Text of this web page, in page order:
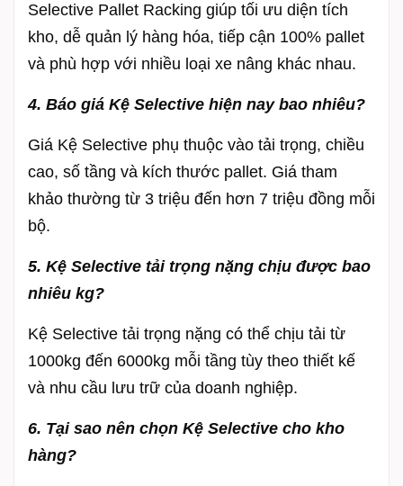
Selective Pallet Racking giúp tối ưu diện tích
kho, dễ quản lý hàng hóa, tiếp cận 100% pallet
và phù hợp với nhiều loại xe nâng khác nhau.
4. Báo giá Kệ Selective hiện nay bao nhiêu?
Giá Kệ Selective phụ thuộc vào tải trọng, chiều
cao, số tầng và kích thước pallet. Giá tham
khảo thường từ 3 triệu đến hơn 7 triệu đồng mỗi
bộ.
5. Kệ Selective tải trọng nặng chịu được bao
nhiêu kg?
Kệ Selective tải trọng nặng có thể chịu tải từ
1000kg đến 6000kg mỗi tầng tùy theo thiết kế
và nhu cầu lưu trữ của doanh nghiệp.
6. Tại sao nên chọn Kệ Selective cho kho
hàng?